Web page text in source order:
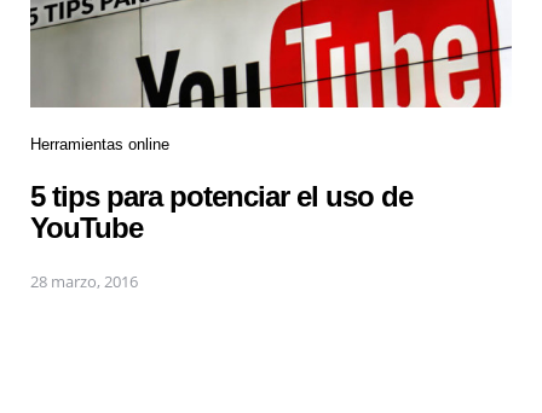
Herramientas online
5 tips para potenciar el uso de
YouTube
28 marzo, 2016